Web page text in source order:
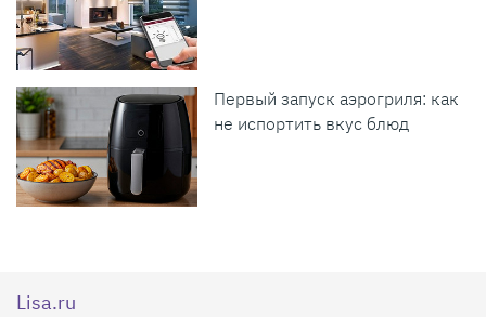
Первый запуск аэрогриля: как
не испортить вкус блюд
Lisa.ru